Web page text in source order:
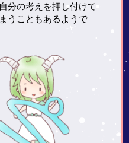
分の考えを押し付けて
うこともあるようで